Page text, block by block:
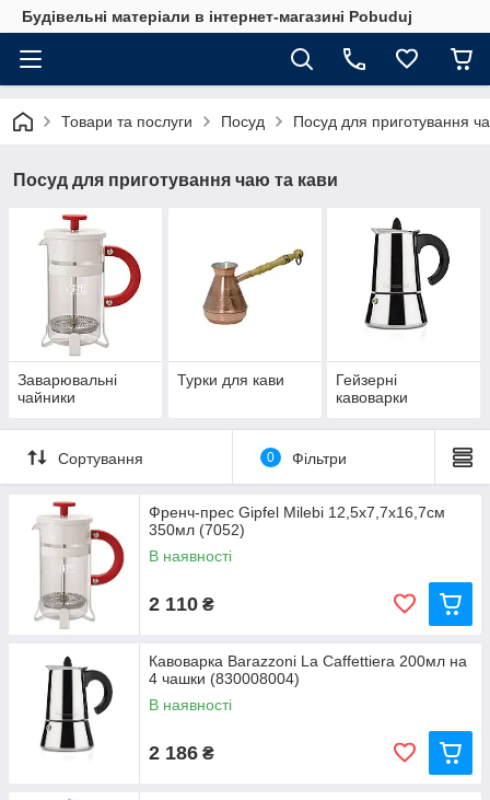
Будівельні матеріали в інтернет-магазині Pobuduj
Товари та послуги Посуд Посуд для приготування
Посуд для приготування чаю та кави
Заварювальні
чайники
Турки для кави
Гейзерні
кавоварки
Сортування 0 Фільтри
Френч-прес Gipfel Milebi 12,5х7,7х16,7см
350мл (7052)
В наявності
2 110 ₴
Кавоварка Barazzoni La Caffettiera 200мл на
4 чашки (830008004)
В наявності
2 186 ₴